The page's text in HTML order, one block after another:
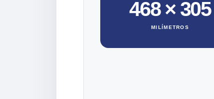
468 × 305
MILÍMETROS